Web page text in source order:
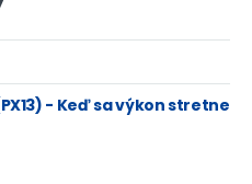
- Keď sa výkon stretne